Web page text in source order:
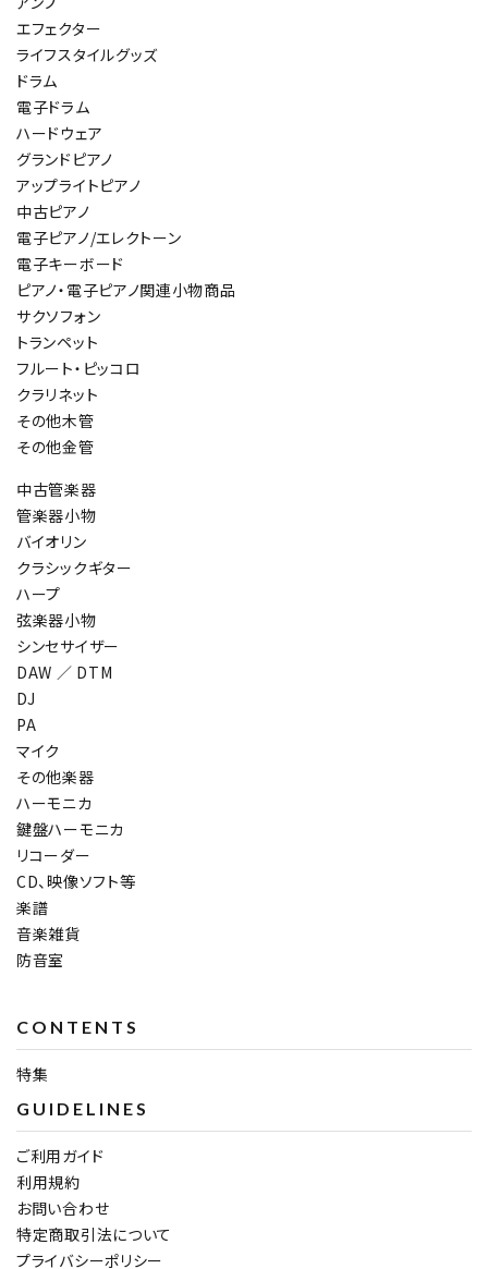
エフェクター
ライフスタイルグッズ
ドラム
電子ドラム
ハードウェア
グランドピアノ
アップライトピアノ
中古ピアノ
電子ピアノ/エレクトーン
電子キーボード
ピアノ・電子ピアノ関連小物商品
サクソフォン
トランペット
フルート・ピッコロ
クラリネット
その他木管
その他金管
中古管楽器
管楽器小物
バイオリン
クラシックギター
ハープ
弦楽器小物
シンセサイザー
DAW ／ DTM
DJ
PA
マイク
その他楽器
ハーモニカ
鍵盤ハーモニカ
リコーダー
CD、映像ソフト等
楽譜
音楽雑貨
防音室
CONTENTS
特集
GUIDELINES
ご利用ガイド
利用規約
お問い合わせ
特定商取引法について
プライバシーポリシー